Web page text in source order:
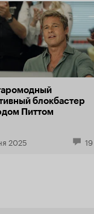
блокбастер
Питтом
2025 19